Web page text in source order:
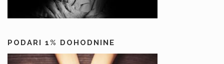
PODARI 1% DOHODNINE